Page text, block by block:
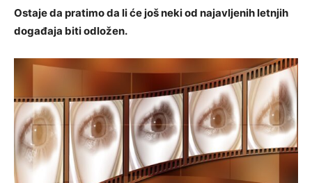
Ostaje da pratimo da li će još neki od najavljenih letnjih
događaja biti odložen.